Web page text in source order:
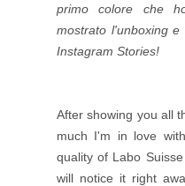
primo colore che
mostrato l'unboxing
Instagram Stories!
After showing you all
much I'm in love
quality of Labo
will notice it right